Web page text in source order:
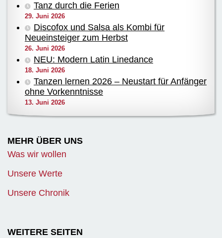
Tanz durch die Ferien
29. Juni 2026
Discofox und Salsa als Kombi für
Neueinsteiger zum Herbst
26. Juni 2026
NEU: Modern Latin Linedance
18. Juni 2026
Tanzen lernen 2026 – Neustart für Anfänger
ohne Vorkenntnisse
13. Juni 2026
MEHR ÜBER UNS
Was wir wollen
Unsere Werte
Unsere Chronik
WEITERE SEITEN